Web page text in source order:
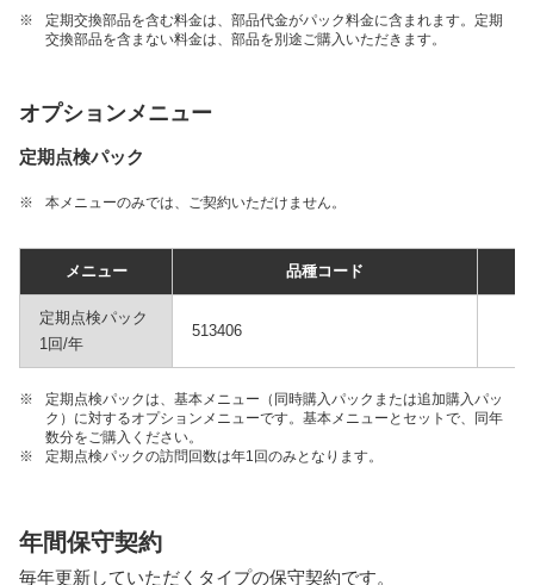
※
定期交換部品を含む料金は、部品代金がパック料金に含まれます。定期
交換部品を含まない料金は、部品を別途ご購入いただきます。
オプションメニュー
定期点検パック
※ 本メニューのみでは、ご契約いただけません。
メニュー 品種コード
定期点検パック
1回/年
513406
※
定期点検パックは、基本メニュー（同時購入パックまたは追加購入パッ
ク）に対するオプションメニューです。基本メニューとセットで、同年
数分をご購入ください。
※
定期点検パックの訪問回数は年1回のみとなります。
年間保守契約
毎年更新していただくタイプの保守契約です。